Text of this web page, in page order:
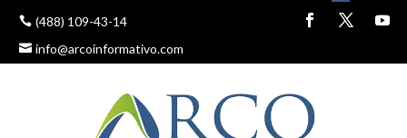
(488) 109-43-14
info@arcoinformativo.com